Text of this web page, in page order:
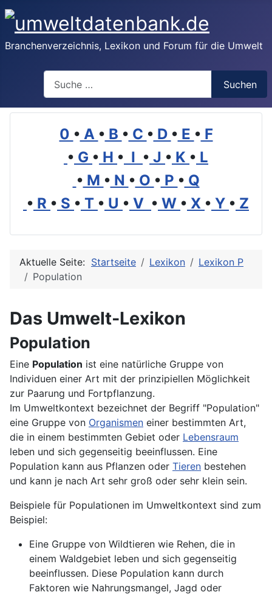
Branchenverzeichnis, Lexikon und Forum für die Umwelt
Suchen
0 • A • B • C • D • E • F
• G • H • I • J • K • L
• M • N • O • P • Q
• R • S • T • U • V • W • X • Y • Z
Aktuelle Seite: Startseite Lexikon
Lexikon P
Population
Das Umwelt-Lexikon
Population
Eine Population ist eine natürliche Gruppe von
Individuen einer Art mit der prinzipiellen Möglichkeit
zur Paarung und Fortpflanzung.
Im Umweltkontext bezeichnet der Begriff "Population"
eine Gruppe von Organismen einer bestimmten Art,
die in einem bestimmten Gebiet oder Lebensraum
leben und sich gegenseitig beeinflussen. Eine
Population kann aus Pflanzen oder Tieren bestehen
und kann je nach Art sehr groß oder sehr klein sein.
Beispiele für Populationen im Umweltkontext sind zum
Beispiel:
Eine Gruppe von Wildtieren wie Rehen, die in
einem Waldgebiet leben und sich gegenseitig
beeinflussen. Diese Population kann durch
Faktoren wie Nahrungsmangel, Jagd oder